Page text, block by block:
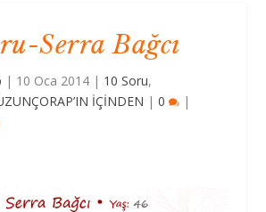
Serra Bağcı
| 10 Oca 2014 | 10 Soru,
İÇİNDEN |0 |